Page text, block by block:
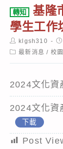
轉知
基隆
學生工作
Post
author:
klgsh310
Post最新消息 / 校
2024文化資
2024文化資
下載
Post